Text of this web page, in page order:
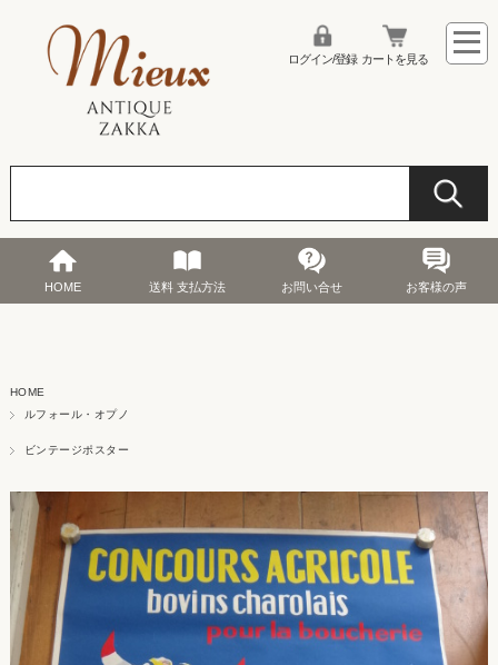
ログイン/登録 カートを見る
HOME 送料 支払方法 お問い合せ お客様の声
HOME
ルフォール・オプノ
ビンテージポスター